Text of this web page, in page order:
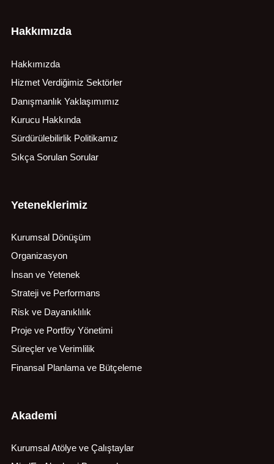
Hakkımızda
Hakkımızda
Hizmet Verdiğimiz Sektörler
Danışmanlık Yaklaşımımız
Kurucu Hakkında
Sürdürülebilirlik Politikamız
Sıkça Sorulan Sorular
Yeteneklerimiz
Kurumsal Dönüşüm
Organizasyon
İnsan ve Yetenek
Strateji ve Performans
Risk ve Dayanıklılık
Proje ve Portföy Yönetimi
Süreçler ve Verimlilik
Finansal Planlama ve Bütçeleme
Akademi
Kurumsal Atölye ve Çalıştaylar